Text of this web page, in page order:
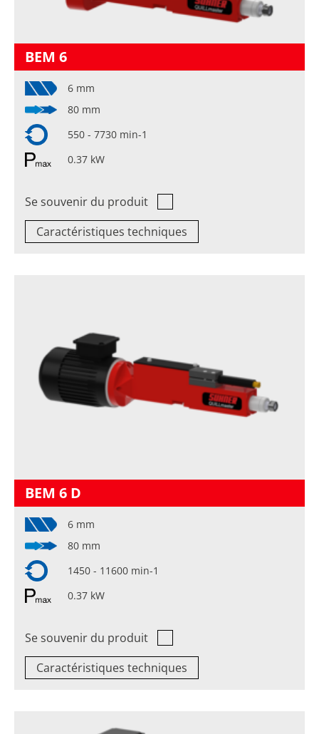
BEM 6
6 mm
80 mm
550 - 7730 min-1
0.37 kW
Se souvenir du produit
Caractéristiques techniques
BEM 6 D
6 mm
80 mm
1450 - 11600 min-1
0.37 kW
Se souvenir du produit
Caractéristiques techniques